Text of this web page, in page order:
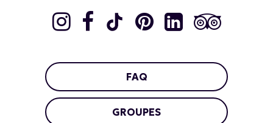
FAQ
GROUPES